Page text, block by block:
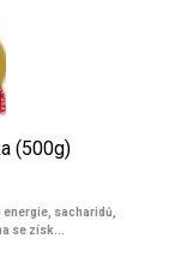
(500g)
sacharidů,
se získ...